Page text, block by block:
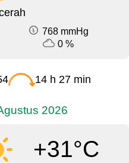
768 mmHg
0 %
14 h 27 min
2026
+31°C